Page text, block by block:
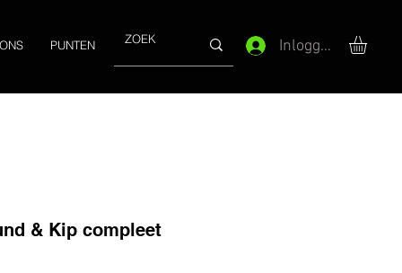
PUNTEN Inloggen
& Kip compleet